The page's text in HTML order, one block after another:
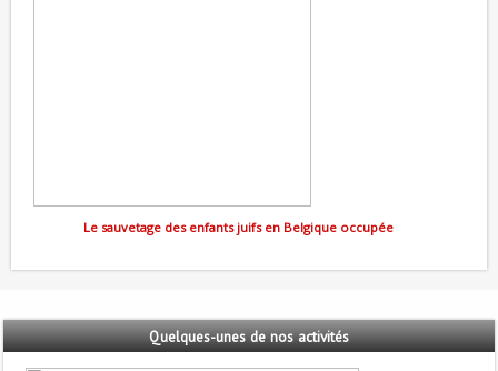
Le sauvetage des enfants juifs en Belgique occupée
Quelques-unesde nos activités